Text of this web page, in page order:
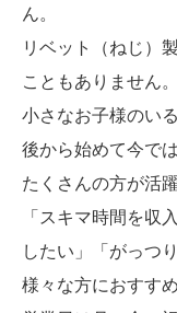
ん。
リベット（ねじ）
こともありません。
小さなお子様のい
後から始めて今で
たくさんの方が活
「スキマ時間を収
したい」「がっつ
様々な方におすす